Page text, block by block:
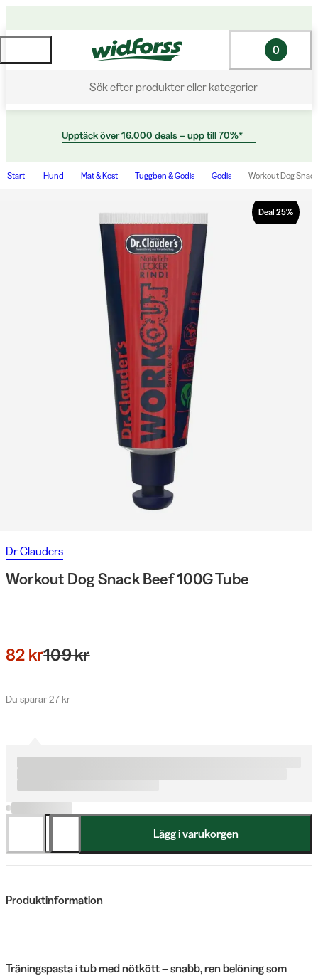
Sök efter produkter eller kategorier
0
Upptäck över 16.000 deals – upp till 70%*
Start Hund Mat & Kost Tuggben & Godis Godis Workout Dog
Deal 25%
Dr Clauders
Workout Dog Snack Beef 100G Tube
82 kr109 kr
Du sparar 27 kr
Lägg i varukorgen
Produktinformation
Träningspasta i tub med nötkött – snabb, ren belöning som